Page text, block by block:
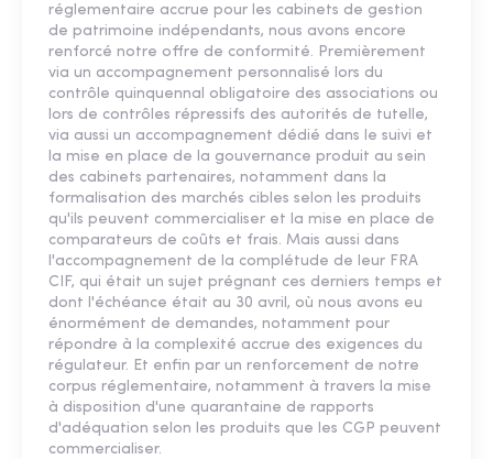
réglementaire accrue pour les cabinets de gestion
de patrimoine indépendants, nous avons encore
renforcé notre offre de conformité. Premièrement
via un accompagnement personnalisé lors du
contrôle quinquennal obligatoire des associations ou
lors de contrôles répressifs des autorités de tutelle,
via aussi un accompagnement dédié dans le suivi et
la mise en place de la gouvernance produit au sein
des cabinets partenaires, notamment dans la
formalisation des marchés cibles selon les produits
qu'ils peuvent commercialiser et la mise en place de
comparateurs de coûts et frais. Mais aussi dans
l'accompagnement de la complétude de leur FRA
CIF, qui était un sujet prégnant ces derniers temps et
dont l'échéance était au 30 avril, où nous avons eu
énormément de demandes, notamment pour
répondre à la complexité accrue des exigences du
régulateur. Et enfin par un renforcement de notre
corpus réglementaire, notamment à travers la mise
à disposition d'une quarantaine de rapports
d'adéquation selon les produits que les CGP peuvent
commercialiser.